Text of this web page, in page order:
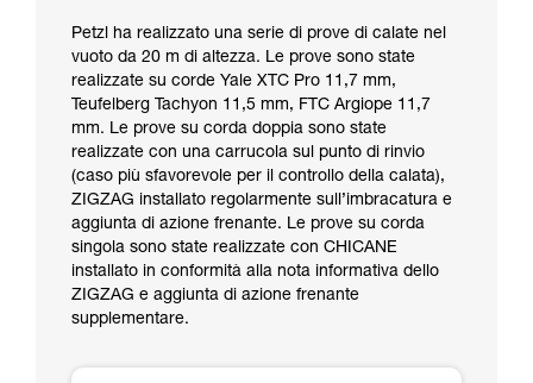
Petzl ha realizzato una serie di prove di calate nel
vuoto da 20 m di altezza. Le prove sono state
realizzate su corde Yale XTC Pro 11,7 mm,
Teufelberg Tachyon 11,5 mm, FTC Argiope 11,7
mm. Le prove su corda doppia sono state
realizzate con una carrucola sul punto di rinvio
(caso più sfavorevole per il controllo della calata),
ZIGZAG installato regolarmente sull’imbracatura e
aggiunta di azione frenante. Le prove su corda
singola sono state realizzate con CHICANE
installato in conformità alla nota informativa dello
ZIGZAG e aggiunta di azione frenante
supplementare.